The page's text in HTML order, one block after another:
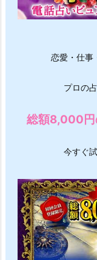
恋愛・仕事
プロの
総額8,000円
今すぐ